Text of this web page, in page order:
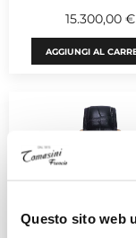
Questo sito web
15.300,00 €
AGGIUNGI AL